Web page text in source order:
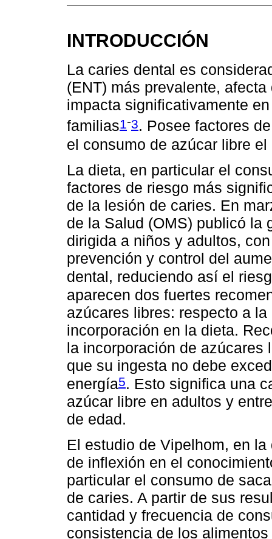
INTRODUCCIÓN
La caries dental es
(ENT) más prevalente,
impacta significativamente
familias1 -3. Posee factores
el consumo de azúcar libre
La dieta, en particular el
factores de riesgo más
de la lesión de caries. En
de la Salud (OMS) publicó la
dirigida a niños y adultos,
prevención y control del
dental, reduciendo así el
aparecen dos fuertes
azúcares libres: respecto a
incorporación en la dieta.
la incorporación de
que su ingesta no debe
energía5. Esto significa una
azúcar libre en adultos y
de edad.
El estudio de Vipelhom, en
de inflexión en el
particular el consumo de
de caries. A partir de sus
cantidad y frecuencia de
consistencia de los